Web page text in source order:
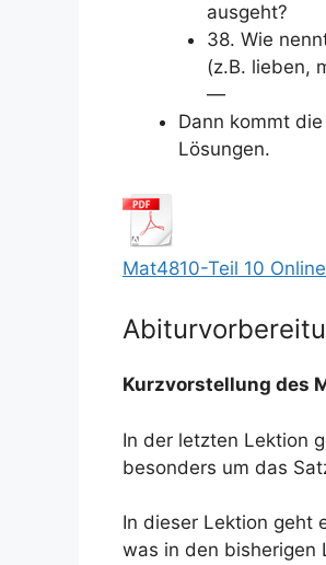
ausgeht?
38. Wie
(z.B. lieben,
—
Dann kommt
Lösungen.
Mat4810-Teil 10
Kurzvorstellung des
In der letzten Lektion
besonders um das
In dieser Lektion geht
was in den bisherigen